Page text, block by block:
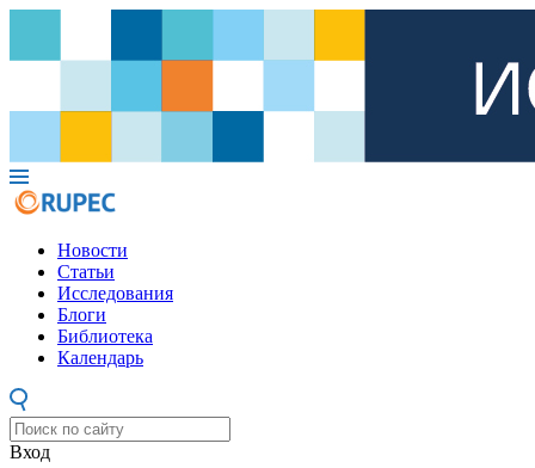
Новости
Статьи
Исследования
Блоги
Библиотека
Календарь
Вход